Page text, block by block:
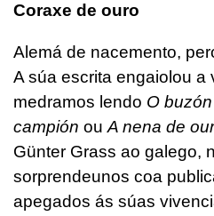
Coraxe de ouro
Alemá de nacemento,
A súa escrita engaiolou a
medramos lendo O
campión ou A nena de
Günter Grass ao galego,
sorprendeunos coa
apegados ás súas